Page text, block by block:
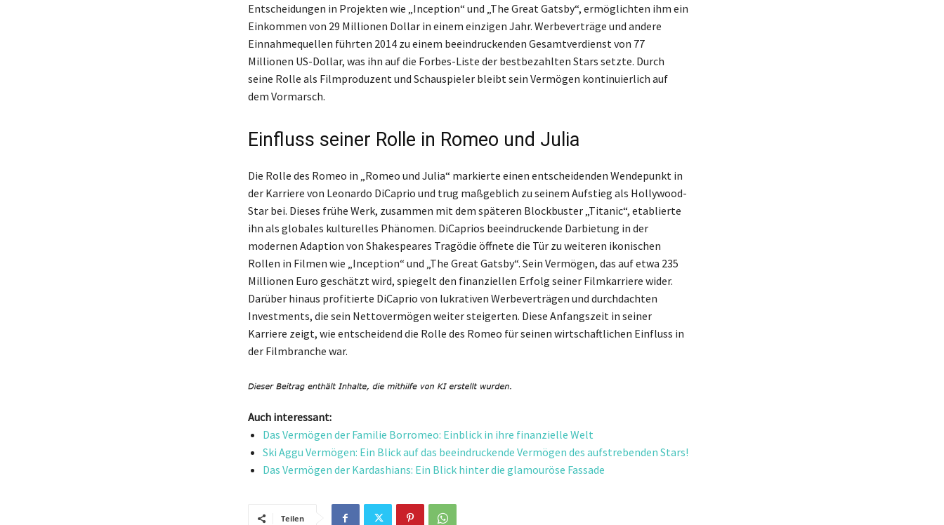
Entscheidungen in Projekten wie „Inception“ und „The Great Gatsby“, ermöglichten ihm ein
Einkommen von 29 Millionen Dollar in einem einzigen Jahr. Werbeverträge und andere
Einnahmequellen führten 2014 zu einem beeindruckenden Gesamtverdienst von 77
Millionen US-Dollar, was ihn auf die Forbes-Liste der bestbezahlten Stars setzte. Durch
seine Rolle als Filmproduzent und Schauspieler bleibt sein Vermögen kontinuierlich auf
dem Vormarsch.
Einfluss seiner Rolle in Romeo und Julia
Die Rolle des Romeo in „Romeo und Julia“ markierte einen entscheidenden Wendepunkt in
der Karriere von Leonardo DiCaprio und trug maßgeblich zu seinem Aufstieg als Hollywood-
Star bei. Dieses frühe Werk, zusammen mit dem späteren Blockbuster „Titanic“, etablierte
ihn als globales kulturelles Phänomen. DiCaprios beeindruckende Darbietung in der
modernen Adaption von Shakespeares Tragödie öffnete die Tür zu weiteren ikonischen
Rollen in Filmen wie „Inception“ und „The Great Gatsby“. Sein Vermögen, das auf etwa 235
Millionen Euro geschätzt wird, spiegelt den finanziellen Erfolg seiner Filmkarriere wider.
Darüber hinaus profitierte DiCaprio von lukrativen Werbeverträgen und durchdachten
Investments, die sein Nettovermögen weiter steigerten. Diese Anfangszeit in seiner
Karriere zeigt, wie entscheidend die Rolle des Romeo für seinen wirtschaftlichen Einfluss in
der Filmbranche war.
Auch interessant:
Das Vermögen der Familie Borromeo: Einblick in ihre finanzielle Welt
Ski Aggu Vermögen: Ein Blick auf das beeindruckende Vermögen des aufstrebenden Stars!
Das Vermögen der Kardashians: Ein Blick hinter die glamouröse Fassade
Teilen